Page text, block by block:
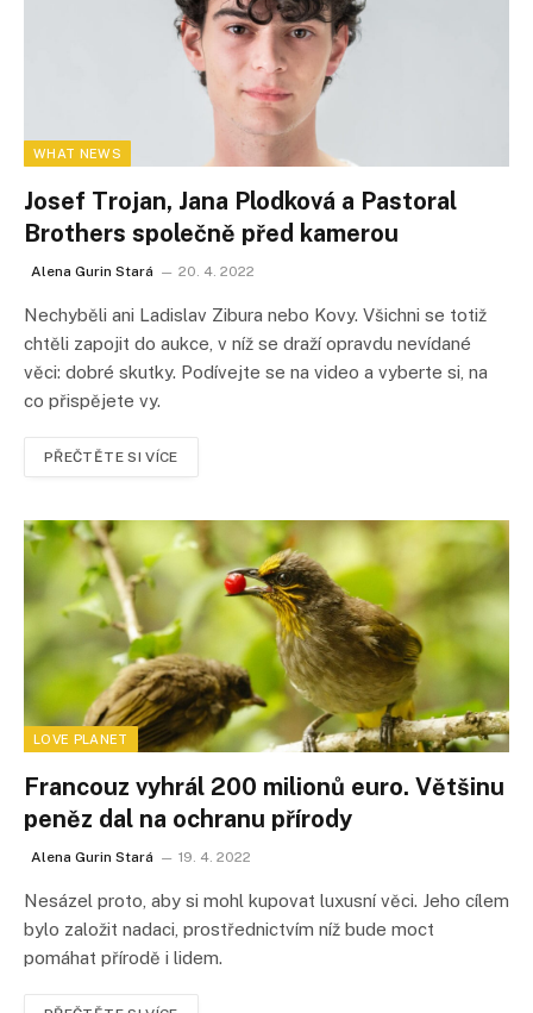
WHAT NEWS
Josef Trojan, Jana Plodková a Pastoral
Brothers společně před kamerou
Alena Gurin Stará 20. 4. 2022
Nechyběli ani Ladislav Zibura nebo Kovy. Všichni se totiž
chtěli zapojit do aukce, v níž se draží opravdu nevídané
věci: dobré skutky. Podívejte se na video a vyberte si, na
co přispějete vy.
PŘEČTĚTE SI VÍCE
LOVE PLANET
Francouz vyhrál 200 milionů euro. Většinu
peněz dal na ochranu přírody
Alena Gurin Stará 19. 4. 2022
Nesázel proto, aby si mohl kupovat luxusní věci. Jeho cílem
bylo založit nadaci, prostřednictvím níž bude moct
pomáhat přírodě i lidem.